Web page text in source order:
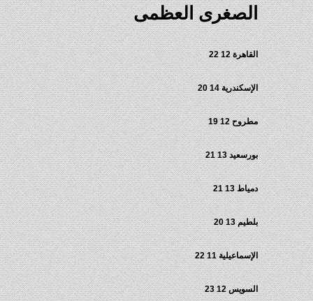
الصغرى العظمى
القاهرة 12 22
الإسكندرية 14 20
مطروح 12 19
بورسعيد 13 21
دمياط 13 21
بلطيم 13 20
الإسماعيلية 11 22
السويس 12 23